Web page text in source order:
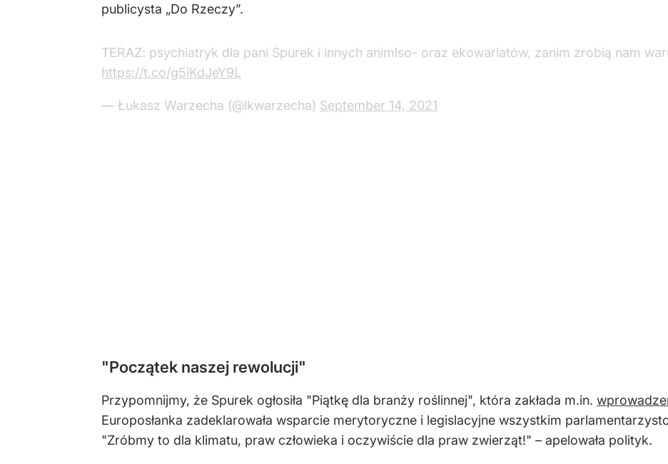
publicysta „Do Rzeczy”.
TERAZ: psychiatryk dla pani Spurek i innych animlso- oraz ekowariatów, zanim zrobią nam
https://t.co/g5iKdJeY9L
— Łukasz Warzecha (@lkwarzecha) September 14, 2021
"Początek naszej rewolucji"
Przypomnijmy, że Spurek ogłosiła "Piątkę dla branży roślinnej", która zakłada m.in.
Europosłanka zadeklarowała wsparcie merytoryczne i legislacyjne wszystkim
"Zróbmy to dla klimatu, praw człowieka i oczywiście dla praw zwierząt!" – apelowała polityk.